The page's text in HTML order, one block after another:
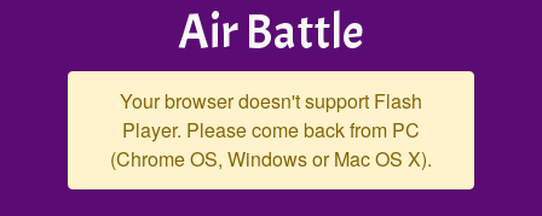
Air Battle
Your browser doesn't support Flash
Player. Please come back from PC
(Chrome OS, Windows or Mac OS X).